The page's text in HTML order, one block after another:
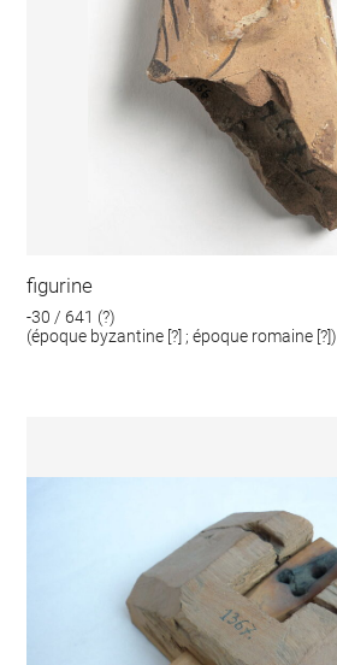
figurine
-30 / 641 (?)
(époque byzantine [?] ; époque romaine [?])